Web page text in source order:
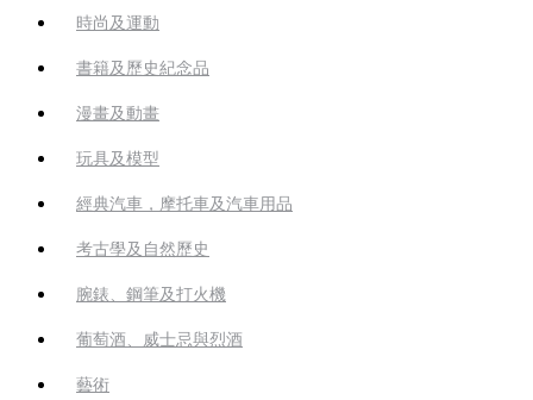
時尚及運動
書籍及歷史紀念品
漫畫及動畫
玩具及模型
經典汽車，摩托車及汽車用品
考古學及自然歷史
腕錶、鋼筆及打火機
葡萄酒、威士忌與烈酒
藝術